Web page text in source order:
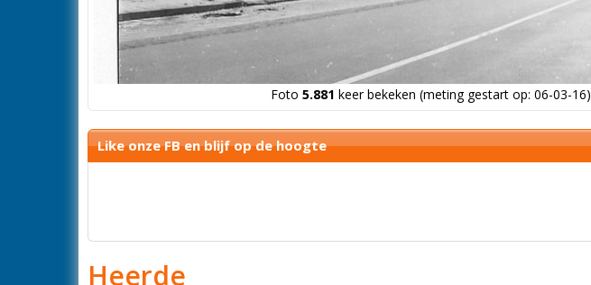
Foto 5.881 keer bekeken (meting gestart op: 06-03-16)
Like onze FB en blijf op de hoogte
Heerde